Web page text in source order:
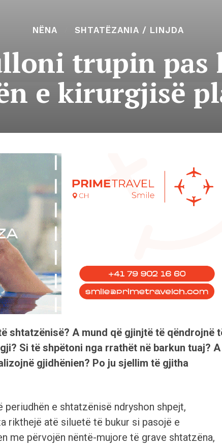
NËNA SHTATËZANIA / LINJDA
trupin pas
e kirurgjisë
shtatzënisë? A mund që gjinjtë të qëndrojnë
Si të shpëtoni nga rrathët në barkun tuaj? A
gjidhënien? Po ju sjellim të gjitha
e shtatzënisë ndryshon shpejt,
rikthejë atë siluetë të bukur si pasojë e
me përvojën nëntë-mujore të grave shtatzëna,